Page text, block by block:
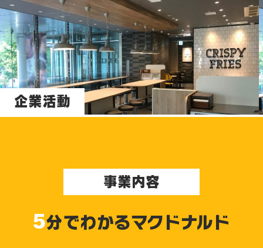
企業活動
事業内容
5分でわかるマクドナルド